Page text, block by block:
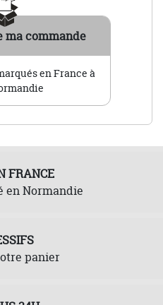
ma commande
en France à
FRANCE
en Normandie
panier